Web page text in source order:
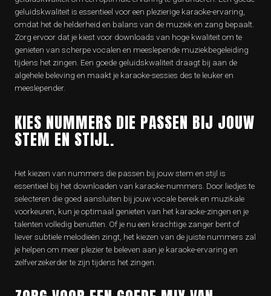
geluidskwaliteit is essentieel voor een plezierige karaoke-ervaring,
omdat het de helderheid en balans van de muziek en zang bepaalt.
Zorg ervoor dat je kiest voor downloads van hoge kwaliteit om te
genieten van scherpe vocalen en meeslepende muziekbegeleiding
tijdens het zingen. Een goede geluidskwaliteit draagt bij aan de
algehele beleving en maakt je karaoke-sessies des te leuker en
meeslepender.
KIES NUMMERS DIE PASSEN BIJ JOUW
STEM EN STIJL.
Het kiezen van nummers die passen bij jouw stem en stijl is
essentieel bij het downloaden van karaoke-nummers. Door liedjes te
selecteren die goed aansluiten bij jouw vocale bereik en muzikale
voorkeuren, kun je optimaal genieten van het karaoke-zingen en je
talenten volledig benutten. Of je nu een krachtige zanger bent of
liever subtiele melodieën zingt, het kiezen van de juiste nummers zal
je helpen om meer plezier te beleven aan je karaoke-ervaring en
zelfverzekerder te zijn tijdens het zingen.